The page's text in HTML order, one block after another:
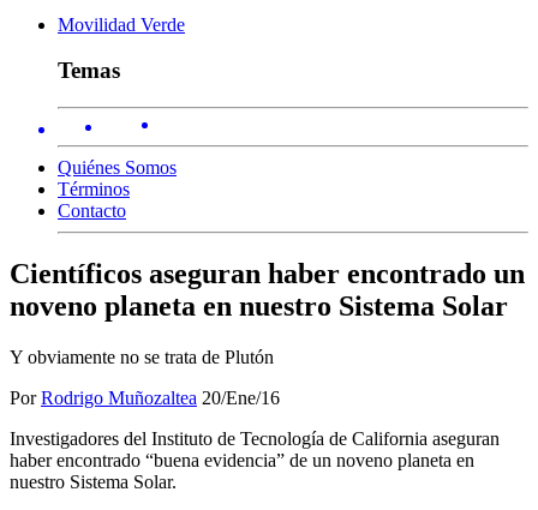
Movilidad Verde
Temas
Quiénes Somos
Términos
Contacto
Científicos aseguran haber encontrado un
noveno planeta en nuestro Sistema Solar
Y obviamente no se trata de Plutón
PorRodrigo Muñozaltea 20/Ene/16
Investigadores del Instituto de Tecnología de California aseguran
haber encontrado “buena evidencia” de un noveno planeta en
nuestro Sistema Solar.